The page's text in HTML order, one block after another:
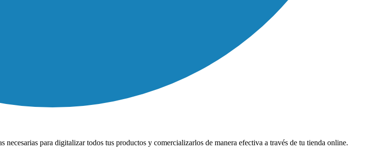
para digitalizar todos tus productos y comercializarlos de manera efectiva a través de tu tienda online.